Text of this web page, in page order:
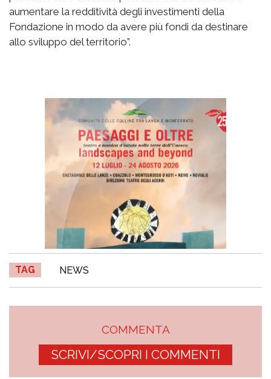
aumentare la redditività degli investimenti della
Fondazione in modo da avere più fondi da destinare
allo sviluppo del territorio”.
TAG NEWS
COMMENTA
SCRIVI/SCOPRI I COMMENTI